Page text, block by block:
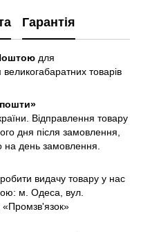
Гарантія
для
товарів
Відправлення товару
дня після замовлення,
на день замовлення.
видачу товару у нас
м. Одеса, вул.